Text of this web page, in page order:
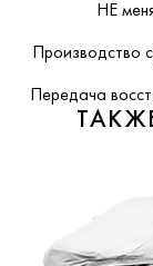
НЕ
Производство
Передача